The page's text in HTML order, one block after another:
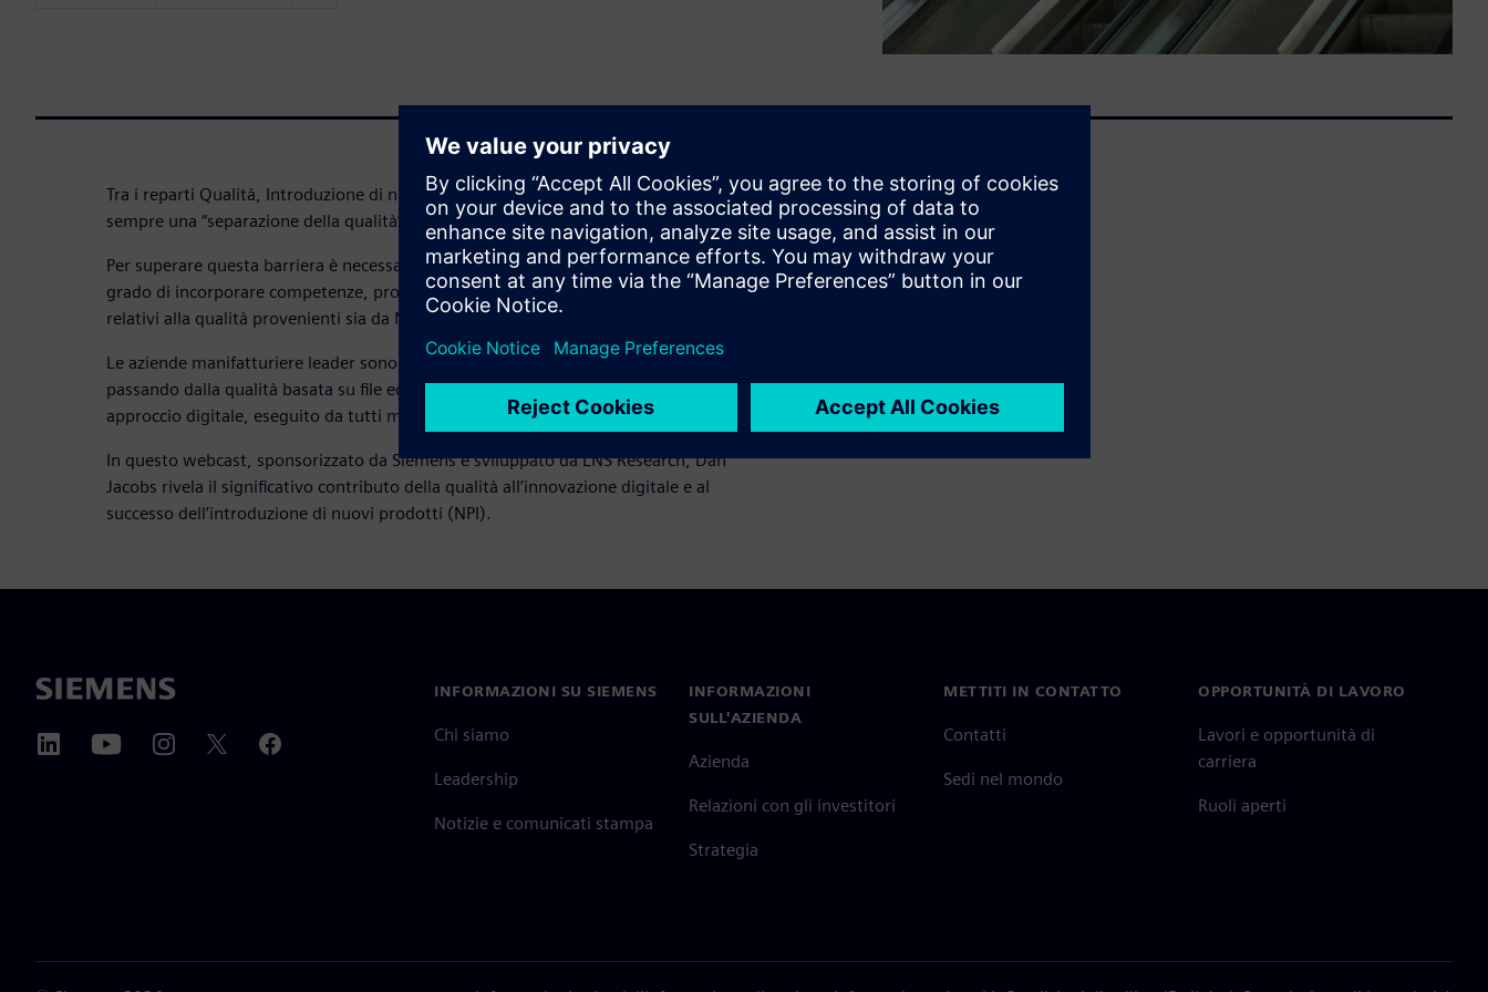
Tra i reparti Qualità, Introduzione di nuovi prodotti (NPI) e Operazioni esiste da
sempre una “separazione della qualità”.
Per superare questa barriera è necessario un sistema di gestione della qualità in
grado di incorporare competenze, procedure e soprattutto informazioni e dati
relativi alla qualità provenienti sia da NPI sia dalle operazioni.
Le aziende manifatturiere leader sono quelle capaci di creare un ponte,
passando dalla qualità basata su file ed eseguita dai singoli reparti ad un
approccio digitale, eseguito da tutti ma guidato dal reparto qualità.
In questo webcast, sponsorizzato da Siemens e sviluppato da LNS Research, Dan
Jacobs rivela il significativo contributo della qualità all’innovazione digitale e al
successo dell’introduzione di nuovi prodotti (NPI).
INFORMAZIONI SU SIEMENS
Chi siamo
Leadership
Notizie e comunicati stampa
INFORMAZIONI
SULL'AZIENDA
Azienda
Relazioni con gli investitori
Strategia
METTITI IN CONTATTO
Contatti
Sedi nel mondo
OPPORTUNITÀ DI LAVORO
Lavori e opportunità di
carriera
Ruoli aperti